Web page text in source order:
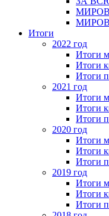
Итоги
2022 год
Итоги
Итоги
Итоги
2021 год
Итоги
Итоги
Итоги
2020 год
Итоги
Итоги
Итоги
2019 год
Итоги
Итоги
Итоги